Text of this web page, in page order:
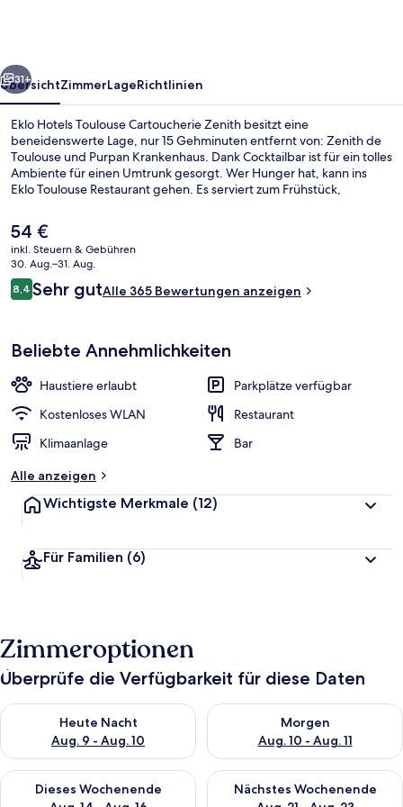
Weiter
31+
ÜbersichtZimmerLageRichtlinien
Eklo Hotels Toulouse Cartoucherie Zenith besitzt eine
beneidenswerte Lage, nur 15 Gehminuten entfernt von: Zenith de
Toulouse und Purpan Krankenhaus. Dank Cocktailbar ist für ein tolles
Ambiente für einen Umtrunk gesorgt. Wer Hunger hat, kann ins
Eklo Toulouse Restaurant gehen. Es serviert zum Frühstück,
Folgendes mit dem Auto höchstens 10 Minuten entfernt: Airbus und
Stade Ernest-Wallon (Stadion). Andere Reisende lieben das
hilfsbereite Personal. Die öffentlichen Verkehrsmittel sind nur einen
kurzen Fußmarsch entfernt: Zur Straßenbahnhaltestelle
Cartoucherie sind es nur wenige Schritte und zur
Straßenbahnhaltestelle Zénith 5 Minuten.
Der
aktuelle
Preis
beträgt
54 €.
54 €
inkl. Steuern & Gebühren
30. Aug.–31. Aug.
Bewertungen
8,48,4 von 10.
Sehr gutAlle 365 Bewertungen anzeigen
Beliebte Annehmlichkeiten
Haustiere erlaubt
Parkplätze verfügbar
Kostenloses WLAN
Restaurant
Klimaanlage
Bar
Alle anzeigen
Wichtigste Merkmale (12)
Für Familien (6)
Zimmeroptionen
Überprüfe die Verfügbarkeit für diese Daten
Heute Nacht
Aug. 9 - Aug. 10
Überprüfe die Verfügbarkeit für heute Nacht, Aug. 9 - Aug.
Morgen
Aug. 10 - Aug. 11
Überprüfe die Verfügbarkeit
Dieses Wochenende
Überprüfe die Verfügbarkeit für dieses Wochenende, Aug. 14
Nächstes Wochenende
Überprüfe die Verfügbarkeit